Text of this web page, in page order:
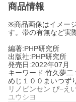
商品情報
※商品画像はイメー
す。帯の有無など実
編著:PHP研究所
出版社:PHP研究所
発売日:2022年07月
キーワード:竹久夢
めじ１００まいつず
リノビンセン ぴ−え
ユウシヨ